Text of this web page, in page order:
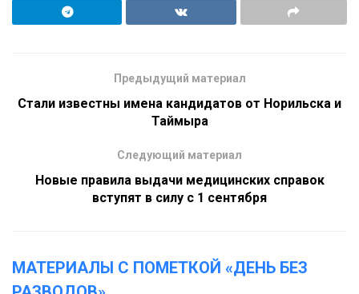
Предыдущий материал
Стали известны имена кандидатов от Норильска и
Таймыра
Следующий материал
Новые правила выдачи медицинских справок
вступят в силу с 1 сентября
МАТЕРИАЛЫ С ПОМЕТКОЙ «ДЕНЬ БЕЗ